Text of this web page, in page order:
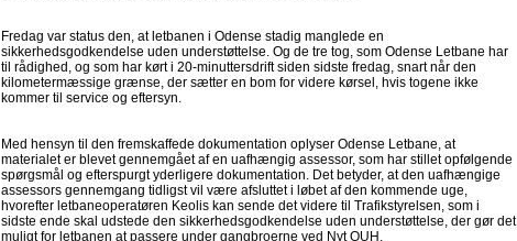
Fredag var status den, at letbanen i Odense stadig manglede en
sikkerhedsgodkendelse uden understøttelse. Og de tre tog, som Odense Letbane har
til rådighed, og som har kørt i 20-minuttersdrift siden sidste fredag, snart når den
kilometermæssige grænse, der sætter en bom for videre kørsel, hvis togene ikke
kommer til service og eftersyn.
Med hensyn til den fremskaffede dokumentation oplyser Odense Letbane, at
materialet er blevet gennemgået af en uafhængig assessor, som har stillet opfølgende
spørgsmål og efterspurgt yderligere dokumentation. Det betyder, at den uafhængige
assessors gennemgang tidligst vil være afsluttet i løbet af den kommende uge,
hvorefter letbaneoperatøren Keolis kan sende det videre til Trafikstyrelsen, som i
sidste ende skal udstede den sikkerhedsgodkendelse uden understøttelse, der gør det
muligt for letbanen at passere under gangbroerne ved Nyt OUH.